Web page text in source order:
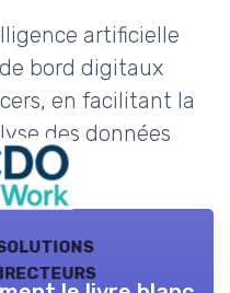
artificielle
bord digitaux
en facilitant la
des données